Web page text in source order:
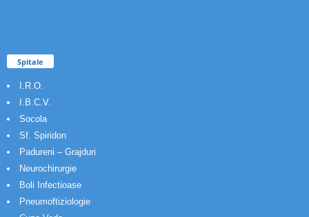
Spitale
I.R.O.
I.B.C.V.
Socola
Sf. Spiridon
Padureni – Grajduri
Neurochirurgie
Boli Infectioase
Pneumoftiziologie